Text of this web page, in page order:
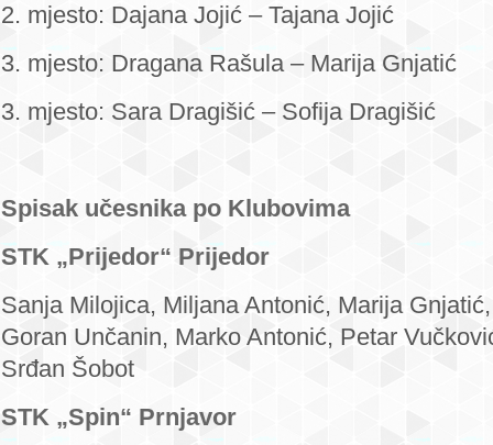
2. mjesto: Dajana Jojić – Tajana Jojić
3. mjesto: Dragana Rašula – Marija Gnjatić
3. mjesto: Sara Dragišić – Sofija Dragišić
Spisak učesnika po Klubovima
STK „Prijedor“ Prijedor
Sanja Milojica, Miljana Antonić, Marija
Goran Unčanin, Marko Antonić, Petar
Srđan Šobot
STK „Spin“ Prnjavor